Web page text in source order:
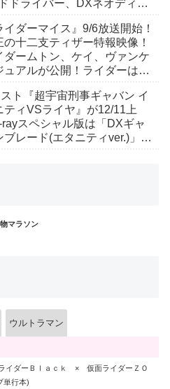
ドライバー、DXネオディケ
イダーマイス』9/6放送開始！
の十二支ティザー特報映像！
ダームトン、ケイ、ヴァンケ
ュアルが公開！ライダーは子
ト『超宇宙刑事ギャバン イ
ティVSライヤ』が12/11上
スペシャル版は「DXギャ
レード(エタニティver.)」
マラソン
ウルトラマン
ライダーＢｌａｃｋ × 仮面ライダーＺＯ
単行本)